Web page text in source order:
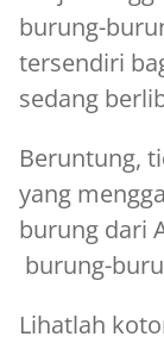
burung-
tersendiri
sedang
Beruntung,
yang
burung dari
burung-
Lihatlah